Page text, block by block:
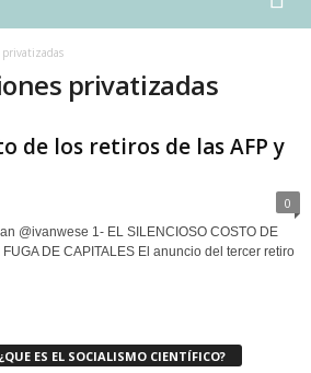
privatizadas
privatizadas
de los retiros de las AFP y
0
@ivanwese 1- EL SILENCIOSO COSTO DE
FUGA DE CAPITALES El anuncio del tercer retiro
ES EL SOCIALISMO CIENTÍFICO?